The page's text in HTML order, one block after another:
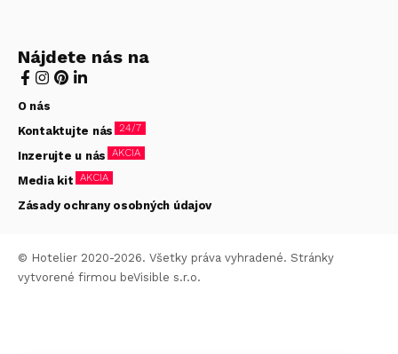
Nájdete nás na
O nás
Kontaktujte nás 24/7
Inzerujte u nás AKCIA
Media kit AKCIA
Zásady ochrany osobných údajov
© Hotelier 2020-2026. Všetky práva vyhradené. Stránky
vytvorené firmou beVisible s.r.o.